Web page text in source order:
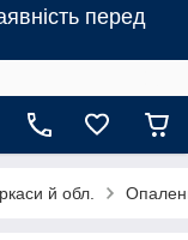
перед
й обл.